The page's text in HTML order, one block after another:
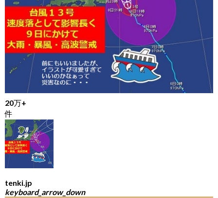
20万+
件
tenki.jp
keyboard_arrow_down